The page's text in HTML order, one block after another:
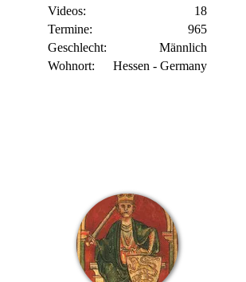
Videos
18
Termine
965
Geschlecht
Männlich
Wohnort
Hessen - Germany